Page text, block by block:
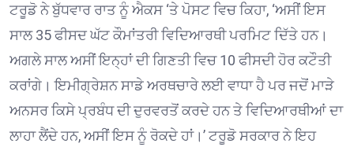
ਟਰੂਡੋ ਨੇ ਬੁੱਧਵਾਰ ਰਾਤ ਨੂੰ ਐਕਸ ‘ਤੇ ਪੋਸਟ ਵਿਚ ਕਿਹਾ, ‘ਅਸੀਂ ਇਸ
ਸਾਲ 35 ਫੀਸਦ ਘੱਟ ਕੌਮਾਂਤਰੀ ਵਿਦਿਆਰਥੀ ਪਰਮਿਟ ਦਿੱਤੇ ਹਨ।
ਅਗਲੇ ਸਾਲ ਅਸੀਂ ਇਨ੍ਹਾਂ ਦੀ ਗਿਣਤੀ ਵਿਚ 10 ਫੀਸਦੀ ਹੋਰ ਕਟੌਤੀ
ਕਰਾਂਗੇ। ਇਮੀਗ੍ਰੇਸ਼ਨ ਸਾਡੇ ਅਰਥਚਾਰੇ ਲਈ ਵਾਧਾ ਹੈ ਪਰ ਜਦੋਂ ਮਾੜੇ
ਅਨਸਰ ਕਿਸੇ ਪ੍ਰਬੰਧ ਦੀ ਦੁਰਵਰਤੋਂ ਕਰਦੇ ਹਨ ਤੇ ਵਿਦਿਆਰਥੀਆਂ ਦਾ
ਲਾਹਾ ਲੈਂਦੇ ਹਨ, ਅਸੀਂ ਇਸ ਨੂੰ ਰੋਕਦੇ ਹਾਂ।’ ਟਰੂਡੋ ਸਰਕਾਰ ਨੇ ਇਹ